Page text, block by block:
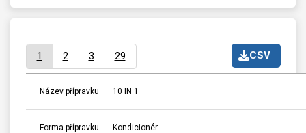
CSV
1 2 3 29
Název přípravku 10 IN 1
Forma přípravku Kondicionér